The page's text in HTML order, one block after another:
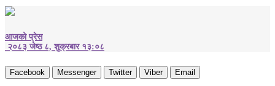
आजको प्रेस
२०८३ जेष्ठ ८, शुक्रबार १३:०८
Facebook Messenger Twitter Viber Email